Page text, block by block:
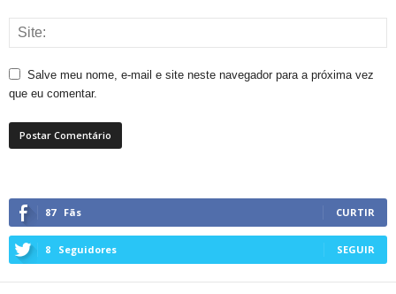
Salve meu nome, e-mail e site neste navegador para a próxima vez
que eu comentar.
87 Fãs CURTIR
8 Seguidores SEGUIR